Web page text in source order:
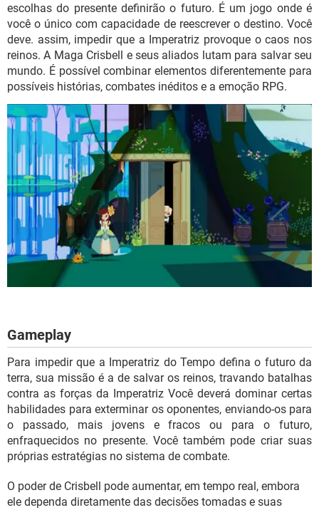
escolhas do presente definirão o futuro. É um jogo onde é
você o único com capacidade de reescrever o destino. Você
deve. assim, impedir que a Imperatriz provoque o caos nos
reinos. A Maga Crisbell e seus aliados lutam para salvar seu
mundo. É possível combinar elementos diferentemente para
possíveis histórias, combates inéditos e a emoção RPG.
Gameplay
Para impedir que a Imperatriz do Tempo defina o futuro da
terra, sua missão é a de salvar os reinos, travando batalhas
contra as forças da Imperatriz Você deverá dominar certas
habilidades para exterminar os oponentes, enviando-os para
o passado, mais jovens e fracos ou para o futuro,
enfraquecidos no presente. Você também pode criar suas
próprias estratégias no sistema de combate.
O poder de Crisbell pode aumentar, em tempo real, embora
ele dependa diretamente das decisões tomadas e suas